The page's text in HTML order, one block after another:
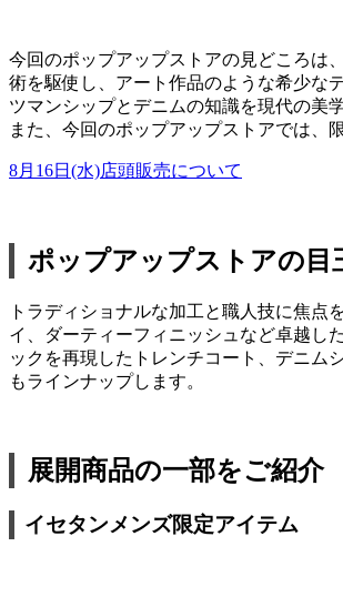
今回のポップアップストアの見どころは
術を駆使し、アート作品のような希少な
ツマンシップとデニムの知識を現代の美
また、今回のポップアップストアでは、
8月16日(水)店頭販売について
ポップアップストアの
トラディショナルな加工と職人技に焦
イ、ダーティーフィニッシュなど卓越し
ックを再現したトレンチコート、デニム
もラインナップします。
展開商品の一部をご紹介
イセタンメンズ限定アイテム